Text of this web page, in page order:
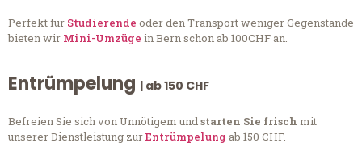
Perfekt für Studierende oder den Transport weniger Gegenstände
bieten wir Mini-Umzüge in Bern schon ab 100CHF an.
Entrümpelung | ab 150 CHF
Befreien Sie sich von Unnötigem undstarten Sie frisch mit
unserer Dienstleistung zurEntrümpelung ab 150 CHF.